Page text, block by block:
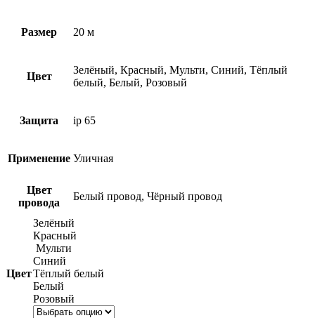
Размер 20 м
Цвет
Зелёный, Красный, Мульти, Синий, Тёплый
белый, Белый, Розовый
Защита ip 65
Применение Уличная
Цвет
провода
Белый провод, Чёрный провод
Цвет
Зелёный
Красный
Мульти
Синий
Тёплый белый
Белый
Розовый